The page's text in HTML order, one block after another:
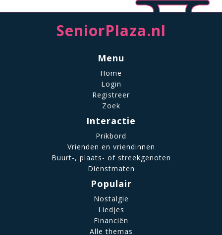
SeniorPlaza.nl
Menu
Home
Login
Registreer
Zoek
Interactie
Prikbord
Vrienden en vriendinnen
Buurt-, plaats- of streekgenoten
Dienstmaten
Populair
Nostalgie
Liedjes
Financiën
Alle themas